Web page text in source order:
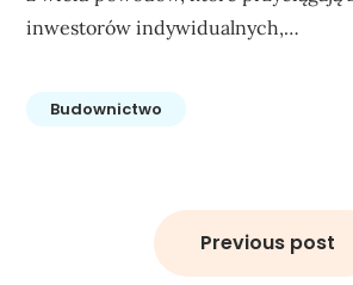
inwestorów indywidualnych,…
Budownictwo
Previous post